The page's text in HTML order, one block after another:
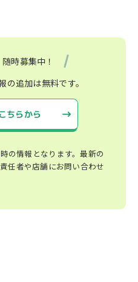
時募集中！
の追加は無料です。
ちらから
の情報となります。最新の
任者や店舗にお問い合わせ